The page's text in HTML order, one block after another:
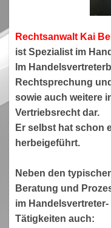
Rechtsanwalt Kai
ist Spezialist im
Im
Rechtsprechung
sowie auch weitere
Vertriebsrecht dar.
Er selbst hat schon
herbeigeführt.
Neben den
Beratung und
im
Tätigkeiten auch: